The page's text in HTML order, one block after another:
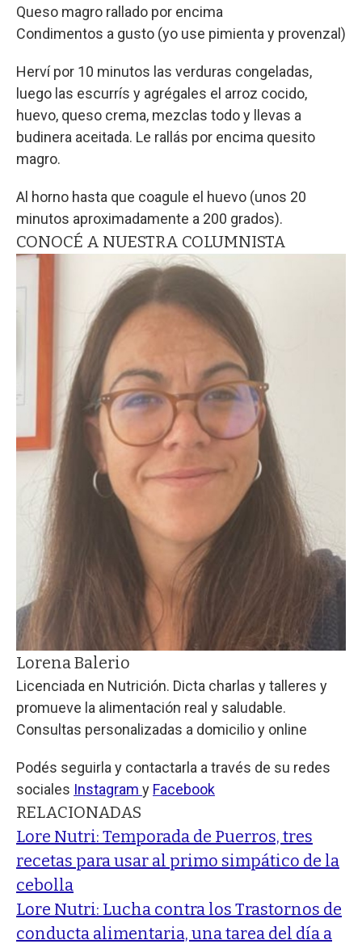
Queso magro rallado por encima
Condimentos a gusto (yo use pimienta y provenzal)
Herví por 10 minutos las verduras congeladas,
luego las escurrís y agrégales el arroz cocido,
huevo, queso crema, mezclas todo y llevas a
budinera aceitada. Le rallás por encima quesito
magro.
Al horno hasta que coagule el huevo (unos 20
minutos aproximadamente a 200 grados).
CONOCÉ A NUESTRA COLUMNISTA
Lorena Balerio
Licenciada en Nutrición. Dicta charlas y talleres y
promueve la alimentación real y saludable.
Consultas personalizadas a domicilio y online
Podés seguirla y contactarla a través de su redes
sociales Instagram y Facebook
RELACIONADAS
Lore Nutri: Temporada de Puerros, tres
recetas para usar al primo simpático de la
cebolla
Lore Nutri: Lucha contra los Trastornos de
conducta alimentaria, una tarea del día a